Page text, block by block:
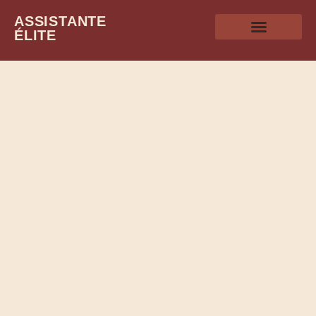
ASSISTANTE
ÉLITE